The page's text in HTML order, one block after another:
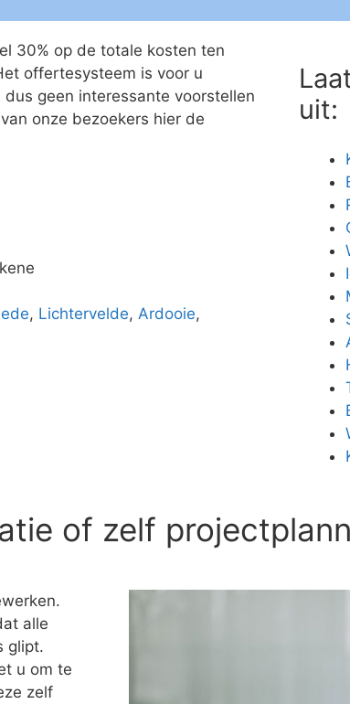
30% op de totale kosten ten
offertesysteem is voor u
geen interessante voorstellen
onze bezoekers hier de
, Lichtervelde, Ardooie,
uit:
of zelf
alle
glipt.
u om te
zelf